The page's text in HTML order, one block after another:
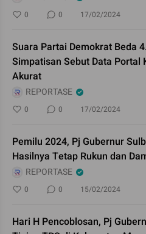
0 0 17/02/2024
Suara Partai Demokrat Beda
Simpatisan Sebut Data Portal
Akurat
REPORTASE
0 0 17/02/2024
Pemilu 2024, Pj Gubernur
Hasilnya Tetap Rukun dan
REPORTASE
0 0 15/02/2024
Hari H Pencoblosan, Pj